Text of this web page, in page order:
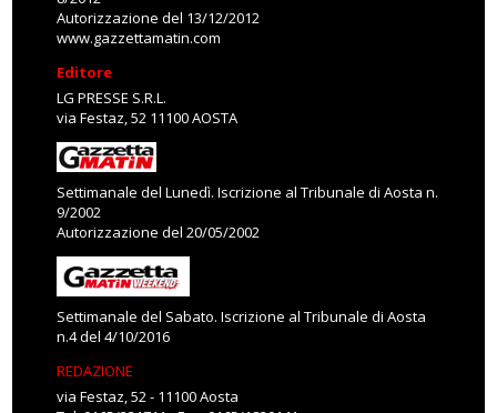
Autorizzazione del 13/12/2012
www.gazzettamatin.com
Editore
LG PRESSE S.R.L.
via Festaz, 52 11100 AOSTA
Settimanale del Lunedì. Iscrizione al Tribunale di Aosta n.
9/2002
Autorizzazione del 20/05/2002
Settimanale del Sabato. Iscrizione al Tribunale di Aosta
n.4 del 4/10/2016
REDAZIONE
via Festaz, 52 - 11100 Aosta